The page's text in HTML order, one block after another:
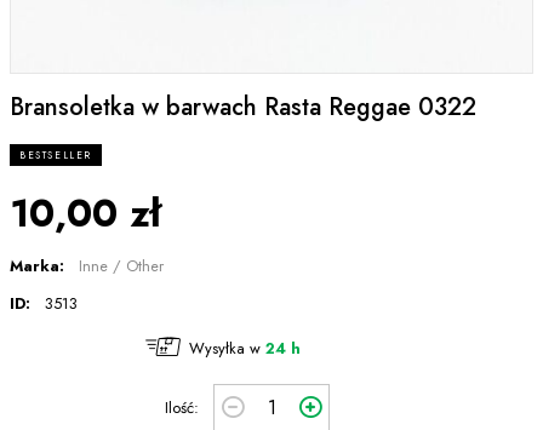
Bransoletka w barwach Rasta Reggae 0322
BESTSELLER
10,00 zł
Marka:
Inne / Other
ID:
3513
Wysyłka w 24 h
Ilość: